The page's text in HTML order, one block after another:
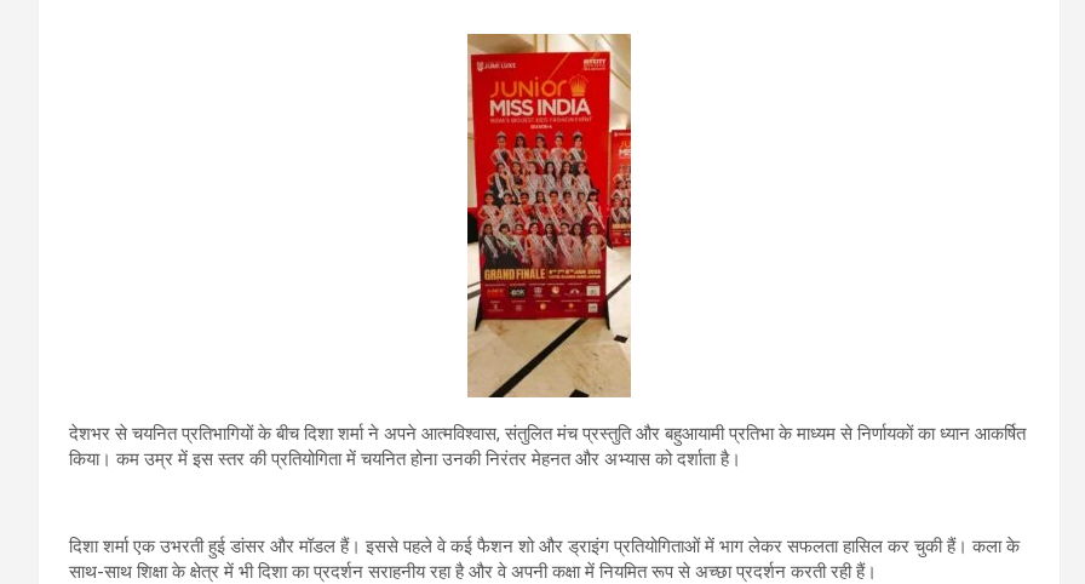
देशभर से चयनित प्रतिभागियों के बीच दिशा शर्मा ने अपने आत्मविश्वास, संतुलित मंच प्रस्तुति और बहुआयामी प्रतिभा के माध्यम से निर्णायकों का ध्यान आकर्षित
किया। कम उम्र में इस स्तर की प्रतियोगिता में चयनित होना उनकी निरंतर मेहनत और अभ्यास को दर्शाता है।
दिशा शर्मा एक उभरती हुई डांसर और मॉडल हैं। इससे पहले वे कई फैशन शो और ड्राइंग प्रतियोगिताओं में भाग लेकर सफलता हासिल कर चुकी हैं। कला के
साथ-साथ शिक्षा के क्षेत्र में भी दिशा का प्रदर्शन सराहनीय रहा है और वे अपनी कक्षा में नियमित रूप से अच्छा प्रदर्शन करती रही हैं।